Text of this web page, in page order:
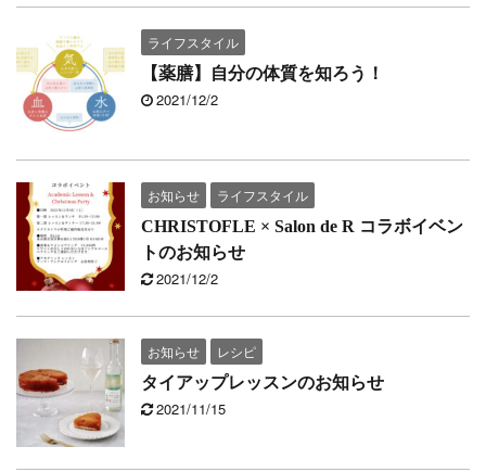
ライフスタイル
【薬膳】自分の体質を知ろう！
2021/12/2
お知らせ
ライフスタイル
CHRISTOFLE × Salon de R コラボイベン
トのお知らせ
2021/12/2
お知らせ
レシピ
タイアップレッスンのお知らせ
2021/11/15